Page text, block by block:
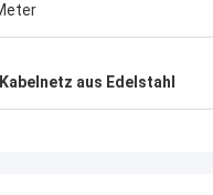
aus Edelstahl